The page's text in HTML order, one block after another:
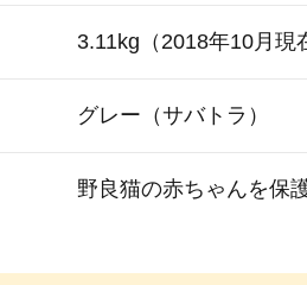
3.11kg（2018年10月現
グレー（サバトラ）
野良猫の赤ちゃんを保